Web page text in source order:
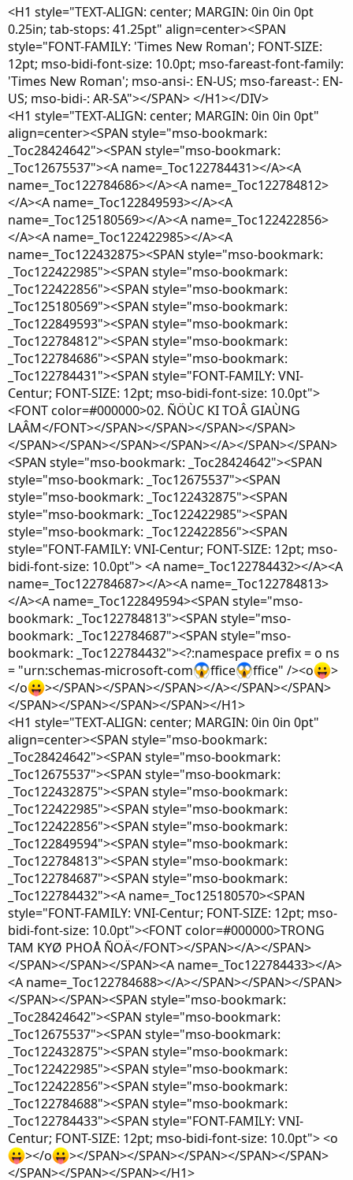
<H1 style="TEXT-ALIGN: center; MARGIN: 0in 0in 0pt
0.25in; tab-stops: 41.25pt" align=center><SPAN
style="FONT-FAMILY: 'Times New Roman'; FONT-SIZE:
12pt; mso-bidi-font-size: 10.0pt; mso-fareast-font-family:
'Times New Roman'; mso-ansi-: EN-US; mso-fareast-: EN-
US; mso-bidi-: AR-SA"></SPAN> </H1></DIV>
<H1 style="TEXT-ALIGN: center; MARGIN: 0in 0in 0pt"
align=center><SPAN style="mso-bookmark:
_Toc28424642"><SPAN style="mso-bookmark:
_Toc12675537"><A name=_Toc122784431></A><A
name=_Toc122784686></A><A name=_Toc122784812>
</A><A name=_Toc122849593></A><A
name=_Toc125180569></A><A name=_Toc122422856>
</A><A name=_Toc122422985></A><A
name=_Toc122432875><SPAN style="mso-bookmark:
_Toc122422985"><SPAN style="mso-bookmark:
_Toc122422856"><SPAN style="mso-bookmark:
_Toc125180569"><SPAN style="mso-bookmark:
_Toc122849593"><SPAN style="mso-bookmark:
_Toc122784812"><SPAN style="mso-bookmark:
_Toc122784686"><SPAN style="mso-bookmark:
_Toc122784431"><SPAN style="FONT-FAMILY: VNI-
Centur; FONT-SIZE: 12pt; mso-bidi-font-size: 10.0pt">
<FONT color=#000000>02. ÑÖÙC KI TOÂ GIAÙNG
LAÂM</FONT></SPAN></SPAN></SPAN></SPAN>
</SPAN></SPAN></SPAN></SPAN></A></SPAN></SPAN>
<SPAN style="mso-bookmark: _Toc28424642"><SPAN
style="mso-bookmark: _Toc12675537"><SPAN
style="mso-bookmark: _Toc122432875"><SPAN
style="mso-bookmark: _Toc122422985"><SPAN
style="mso-bookmark: _Toc122422856"><SPAN
style="FONT-FAMILY: VNI-Centur; FONT-SIZE: 12pt; mso-
bidi-font-size: 10.0pt"> <A name=_Toc122784432></A><A
name=_Toc122784687></A><A name=_Toc122784813>
</A><A name=_Toc122849594><SPAN style="mso-
bookmark: _Toc122784813"><SPAN style="mso-
bookmark: _Toc122784687"><SPAN style="mso-
bookmark: _Toc122784432"><?:namespace prefix = o ns
= "urn:schemas-microsoft-com
ffice ffice" /><o
>
</o
></SPAN></SPAN></SPAN></A></SPAN></SPAN>
</SPAN></SPAN></SPAN></SPAN></H1>
<H1 style="TEXT-ALIGN: center; MARGIN: 0in 0in 0pt"
align=center><SPAN style="mso-bookmark:
_Toc28424642"><SPAN style="mso-bookmark:
_Toc12675537"><SPAN style="mso-bookmark:
_Toc122432875"><SPAN style="mso-bookmark:
_Toc122422985"><SPAN style="mso-bookmark:
_Toc122422856"><SPAN style="mso-bookmark:
_Toc122849594"><SPAN style="mso-bookmark:
_Toc122784813"><SPAN style="mso-bookmark:
_Toc122784687"><SPAN style="mso-bookmark:
_Toc122784432"><A name=_Toc125180570><SPAN
style="FONT-FAMILY: VNI-Centur; FONT-SIZE: 12pt; mso-
bidi-font-size: 10.0pt"><FONT color=#000000>TRONG
TAM KYØ PHOÅ ÑOÄ</FONT></SPAN></A></SPAN>
</SPAN></SPAN></SPAN><A name=_Toc122784433></A>
<A name=_Toc122784688></A></SPAN></SPAN></SPAN>
</SPAN></SPAN><SPAN style="mso-bookmark:
_Toc28424642"><SPAN style="mso-bookmark:
_Toc12675537"><SPAN style="mso-bookmark:
_Toc122432875"><SPAN style="mso-bookmark:
_Toc122422985"><SPAN style="mso-bookmark:
_Toc122422856"><SPAN style="mso-bookmark:
_Toc122784688"><SPAN style="mso-bookmark:
_Toc122784433"><SPAN style="FONT-FAMILY: VNI-
Centur; FONT-SIZE: 12pt; mso-bidi-font-size: 10.0pt"> <o
></o
></SPAN></SPAN></SPAN></SPAN></SPAN>
</SPAN></SPAN></SPAN></H1>